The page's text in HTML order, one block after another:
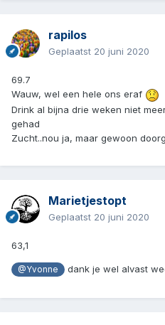
rapilos
Geplaatst 20 juni 2020
69.7
Wauw, wel een hele ons eraf
Drink al bijna drie weken niet
gehad
Zucht..nou ja, maar gewoon
Marietjestopt
Geplaatst 20 juni 2020
63,1
@Yvonne dank je wel alvast